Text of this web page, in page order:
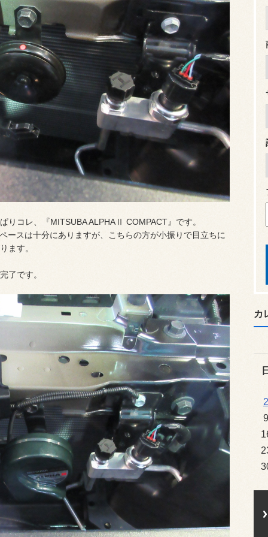
りコレ、『MITSUBA ALPHAⅡ COMPACT』です。
ースは十分にありますが、こちらの方が小振りで目立ちに
ます。
了です。
カ
2
9